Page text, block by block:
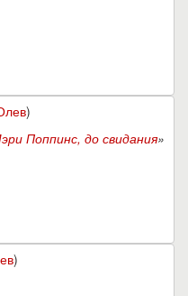
)
Поппинс, до свидания»
)